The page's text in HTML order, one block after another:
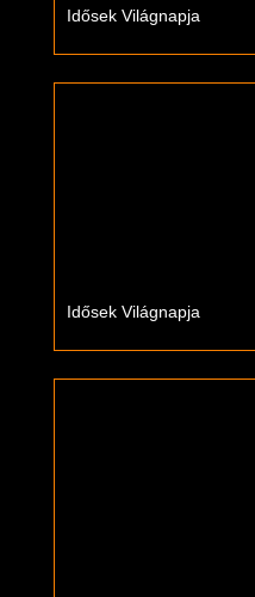
Idősek Világnapja
Idősek Világnapja